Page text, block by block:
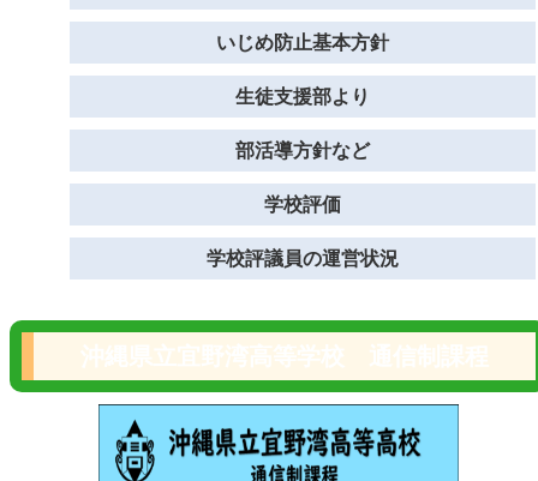
いじめ防止基本方針
生徒支援部より
部活導方針など
学校評価
学校評議員の運営状況